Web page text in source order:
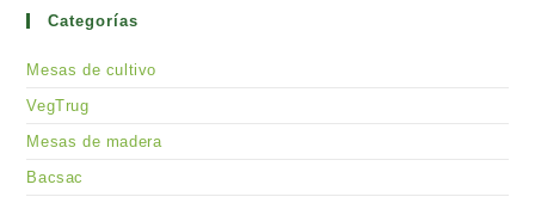
Categorías
Mesas de cultivo
VegTrug
Mesas de madera
Bacsac